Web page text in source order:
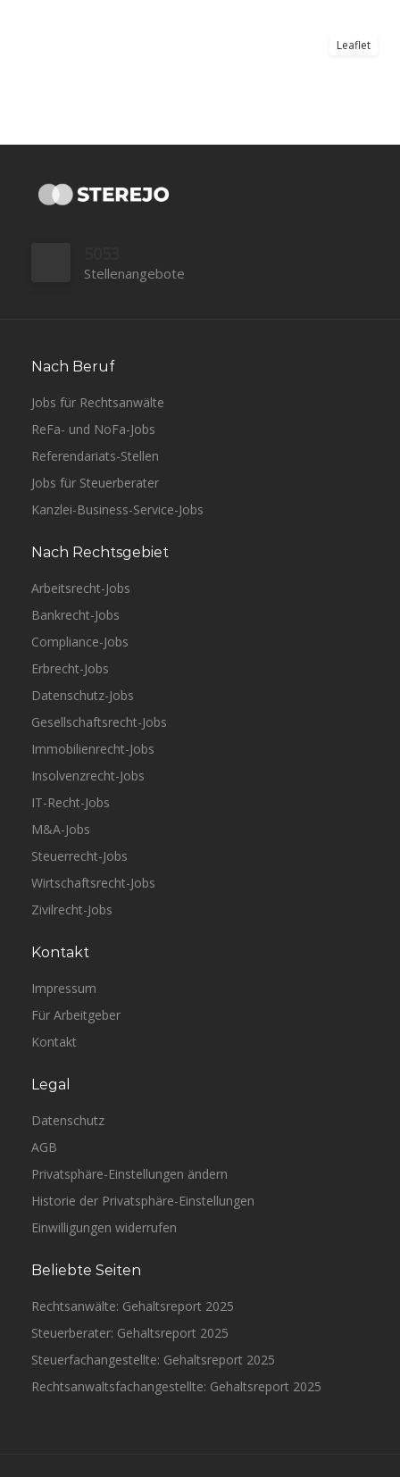
Leaflet
Stellenangebote
Nach Beruf
Jobs für Rechtsanwälte
ReFa- und NoFa-Jobs
Referendariats-Stellen
Jobs für Steuerberater
Kanzlei-Business-Service-Jobs
Nach Rechtsgebiet
Arbeitsrecht-Jobs
Bankrecht-Jobs
Compliance-Jobs
Erbrecht-Jobs
Datenschutz-Jobs
Gesellschaftsrecht-Jobs
Immobilienrecht-Jobs
Insolvenzrecht-Jobs
IT-Recht-Jobs
M&A-Jobs
Steuerrecht-Jobs
Wirtschaftsrecht-Jobs
Zivilrecht-Jobs
Kontakt
Impressum
Für Arbeitgeber
Kontakt
Legal
Datenschutz
AGB
Privatsphäre-Einstellungen ändern
Historie der Privatsphäre-Einstellungen
Einwilligungen widerrufen
Beliebte Seiten
Rechtsanwälte: Gehaltsreport 2025
Steuerberater: Gehaltsreport 2025
Steuerfachangestellte: Gehaltsreport 2025
Rechtsanwaltsfachangestellte: Gehaltsreport 2025